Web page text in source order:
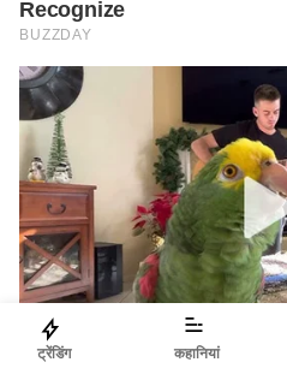
ट्रेंडिंग कहानियां